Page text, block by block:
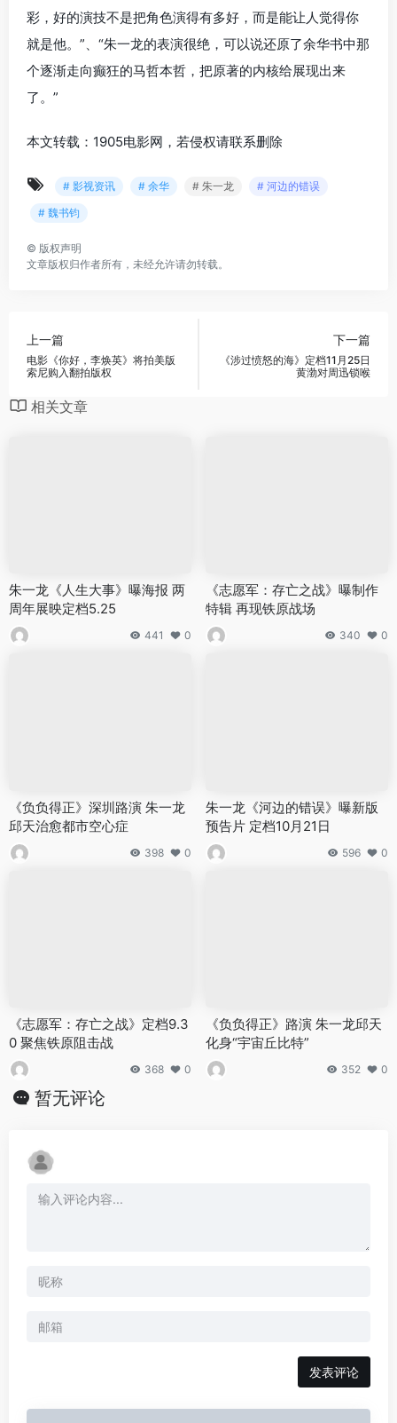
彩，好的演技不是把角色演得有多好，而是能让人觉得你
就是他。”、“朱一龙的表演很绝，可以说还原了余华书中那
个逐渐走向癫狂的马哲本哲，把原著的内核给展现出来
了。”
本文转载：1905电影网，若侵权请联系删除
# 影视资讯 # 余华 # 朱一龙
# 河边的错误
# 魏书钧
© 版权声明
文章版权归作者所有，未经允许请勿转载。
上一篇
电影《你好，李焕英》将拍美版
索尼购入翻拍版权
下一篇
《涉过愤怒的海》定档11月25日
黄渤对周迅锁喉
相关文章
朱一龙《人生大事》曝海报 两
周年展映定档5.25
441 0
《志愿军：存亡之战》曝制作
特辑 再现铁原战场
340 0
《负负得正》深圳路演 朱一龙
邱天治愈都市空心症
398 0
朱一龙《河边的错误》曝新版
预告片 定档10月21日
596 0
《志愿军：存亡之战》定档9.3
0 聚焦铁原阻击战
368 0
《负负得正》路演 朱一龙邱天
化身“宇宙丘比特”
352 0
暂无评论
发表评论